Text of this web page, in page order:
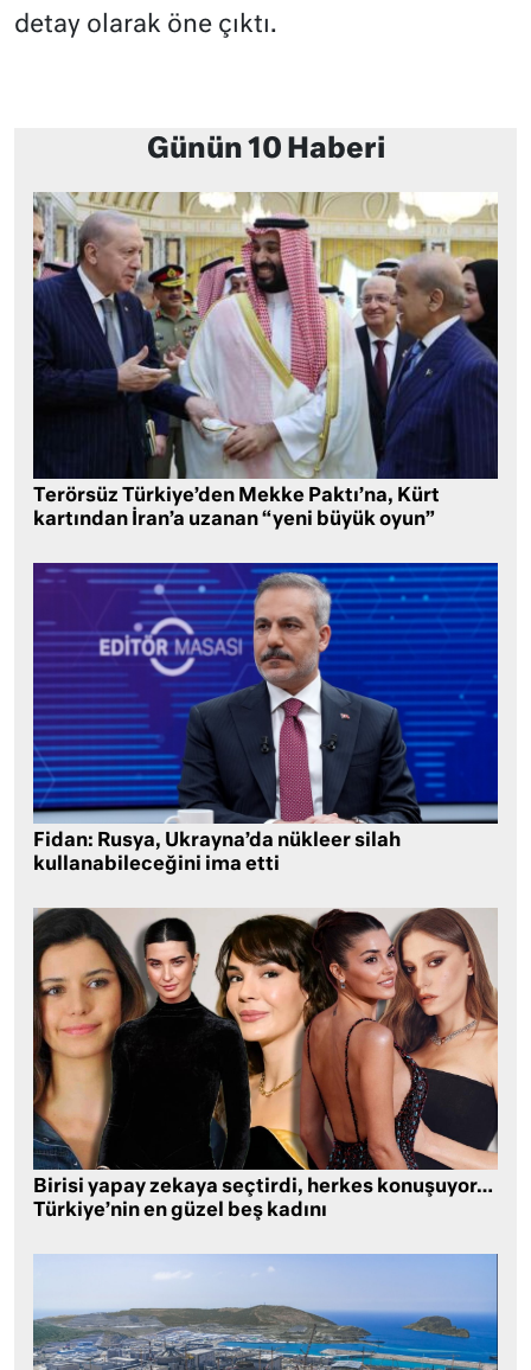
detay olarak öne çıktı.
Günün 10 Haberi
Terörsüz Türkiye’den Mekke Paktı’na, Kürt
kartından İran’a uzanan “yeni büyük oyun”
Fidan: Rusya, Ukrayna’da nükleer silah
kullanabileceğini ima etti
Birisi yapay zekaya seçtirdi, herkes konuşuyor…
Türkiye’nin en güzel beş kadını